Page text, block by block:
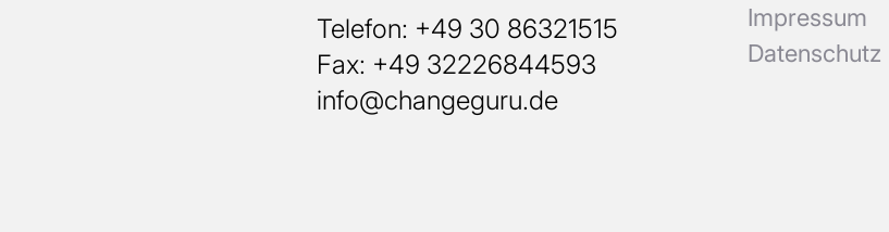
Telefon: +49 30 86321515
Fax: +49 32226844593
info@changeguru.de
Impressum
Datenschutz